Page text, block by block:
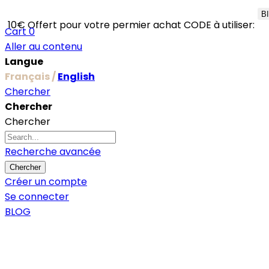
10€ Offert pour votre permier achat CODE à utiliser:
Cart 0
Aller au contenu
Langue
Français /English
Chercher
Chercher
Chercher
Recherche avancée
Chercher
Créer un compte
Se connecter
BLOG